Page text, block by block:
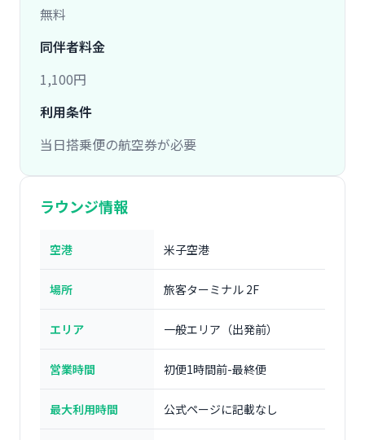
無料
同伴者料金
1,100円
利用条件
当日搭乗便の航空券が必要
ラウンジ情報
空港 米子空港
場所 旅客ターミナル 2F
エリア 一般エリア（出発前）
営業時間 初便1時間前-最終便
最大利用時間 公式ページに記載なし